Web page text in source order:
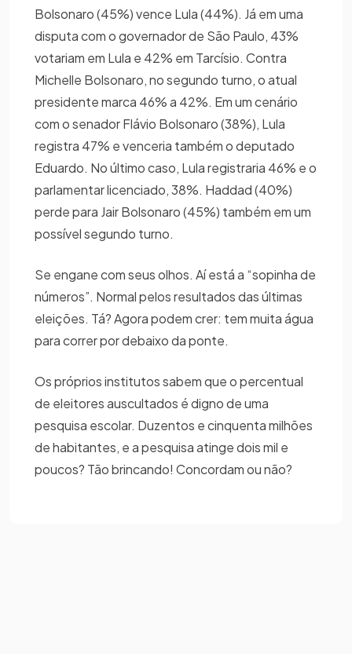
Bolsonaro (45%) vence Lula (44%). Já em uma
disputa com o governador de São Paulo, 43%
votariam em Lula e 42% em Tarcísio. Contra
Michelle Bolsonaro, no segundo turno, o atual
presidente marca 46% a 42%. Em um cenário
com o senador Flávio Bolsonaro (38%), Lula
registra 47% e venceria também o deputado
Eduardo. No último caso, Lula registraria 46% e o
parlamentar licenciado, 38%. Haddad (40%)
perde para Jair Bolsonaro (45%) também em um
possível segundo turno.
Se engane com seus olhos. Aí está a “sopinha de
números”. Normal pelos resultados das últimas
eleições. Tá? Agora podem crer: tem muita água
para correr por debaixo da ponte.
Os próprios institutos sabem que o percentual
de eleitores auscultados é digno de uma
pesquisa escolar. Duzentos e cinquenta milhões
de habitantes, e a pesquisa atinge dois mil e
poucos? Tão brincando! Concordam ou não?